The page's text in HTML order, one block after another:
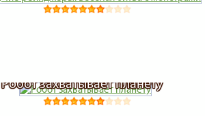
Робот захватывает планету